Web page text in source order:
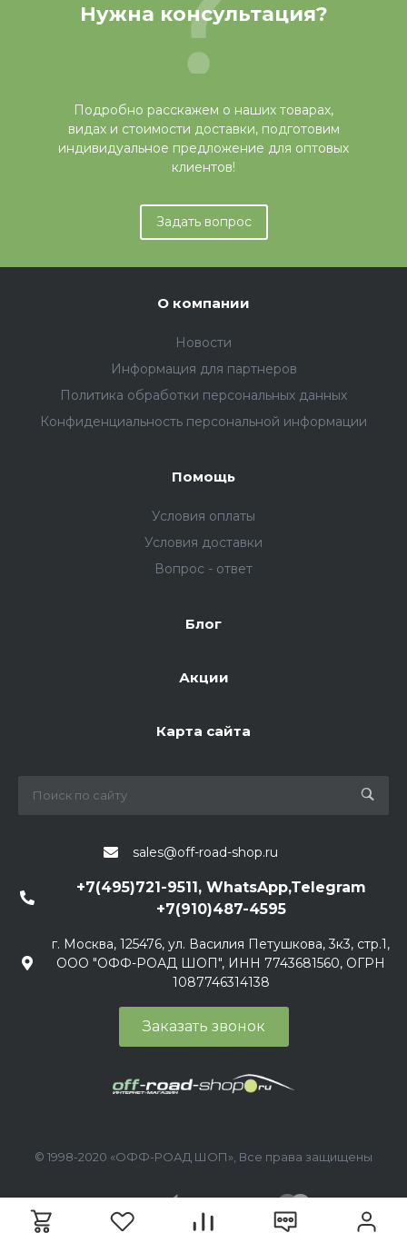
Нужна консультация?
Подробно расскажем о наших товарах,
видах и стоимости доставки, подготовим
индивидуальное предложение для оптовых
клиентов!
Задать вопрос
О компании
Новости
Информация для партнеров
Политика обработки персональных данных
Конфиденциальность персональной информации
Помощь
Условия оплаты
Условия доставки
Вопрос - ответ
Блог
Акции
Карта сайта
sales@off-road-shop.ru
+7(495)721-9511, WhatsApp,Telegram
+7(910)487-4595
г. Москва, 125476, ул. Василия Петушкова, 3к3, стр.1,
ООО "ОФФ-РОАД ШОП", ИНН 7743681560, ОГРН
1087746314138
Заказать звонок
© 1998-2020 «ОФФ-РОАД ШОП», Все права защищены